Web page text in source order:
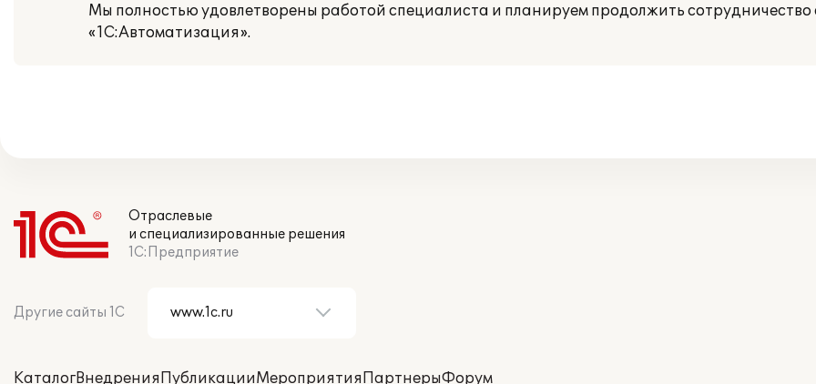
Мы полностью удовлетворены работой специалиста и планируем продолжить сотрудничество
«1С:Автоматизация».
Отраслевые
и специализированные решения
1С:Предприятие
Другие сайты 1С
КаталогВнедренияПубликацииМероприятияПартнерыФорум